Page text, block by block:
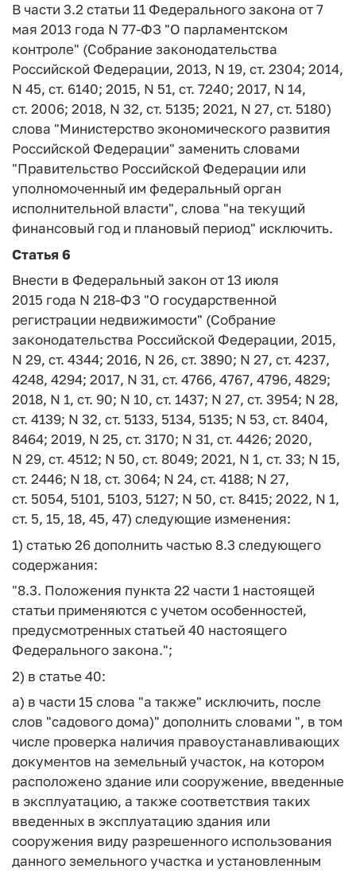
В части 3.2 статьи 11 Федерального закона от 7
мая 2013 года N 77-ФЗ "О парламентском
контроле" (Собрание законодательства
Российской Федерации, 2013, N 19, ст. 2304; 2014,
N 45, ст. 6140; 2015, N 51, ст. 7240; 2017, N 14,
ст. 2006; 2018, N 32, ст. 5135; 2021, N 27, ст. 5180)
слова "Министерство экономического развития
Российской Федерации" заменить словами
"Правительство Российской Федерации или
уполномоченный им федеральный орган
исполнительной власти", слова "на текущий
финансовый год и плановый период" исключить.
Статья 6
Внести в Федеральный закон от 13 июля
2015 года N 218-ФЗ "О государственной
регистрации недвижимости" (Собрание
законодательства Российской Федерации, 2015,
N 29, ст. 4344; 2016, N 26, ст. 3890; N 27, ст. 4237,
4248, 4294; 2017, N 31, ст. 4766, 4767, 4796, 4829;
2018, N 1, ст. 90; N 10, ст. 1437; N 27, ст. 3954; N 28,
ст. 4139; N 32, ст. 5133, 5134, 5135; N 53, ст. 8404,
8464; 2019, N 25, ст. 3170; N 31, ст. 4426; 2020,
N 29, ст. 4512; N 50, ст. 8049; 2021, N 1, ст. 33; N 15,
ст. 2446; N 18, ст. 3064; N 24, ст. 4188; N 27,
ст. 5054, 5101, 5103, 5127; N 50, ст. 8415; 2022, N 1,
ст. 5, 15, 18, 45, 47) следующие изменения:
1) статью 26 дополнить частью 8.3 следующего
содержания:
"8.3. Положения пункта 22 части 1 настоящей
статьи применяются с учетом особенностей,
предусмотренных статьей 40 настоящего
Федерального закона.";
2) в статье 40:
а) в части 15 слова "а также" исключить, после
слов "садового дома)" дополнить словами ", в том
числе проверка наличия правоустанавливающих
документов на земельный участок, на котором
расположено здание или сооружение, введенные
в эксплуатацию, а также соответствия таких
введенных в эксплуатацию здания или
сооружения виду разрешенного использования
данного земельного участка и установленным